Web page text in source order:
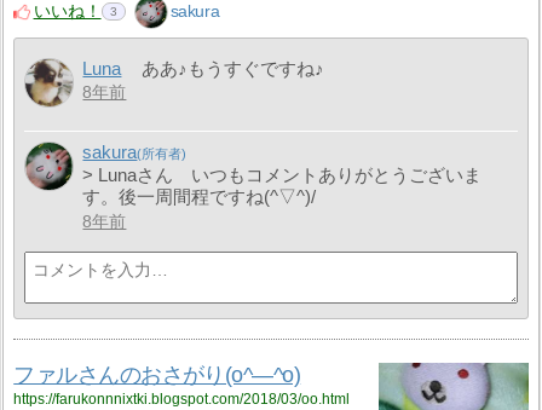
いいね！
3 sakura
Luna ああ♪もうすぐですね♪
8年前
sakura
> Lunaさん いつもコメントありがとうございま
す。後一周間程ですね(^▽^)/
8年前
ファルさんのおさがり(o^―^o)
https://farukonnnixtki.blogspot.com/2018/03/oo.html